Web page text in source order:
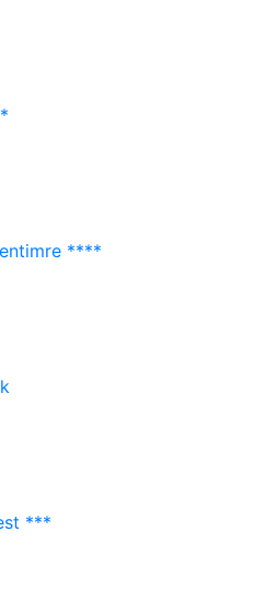
****
***